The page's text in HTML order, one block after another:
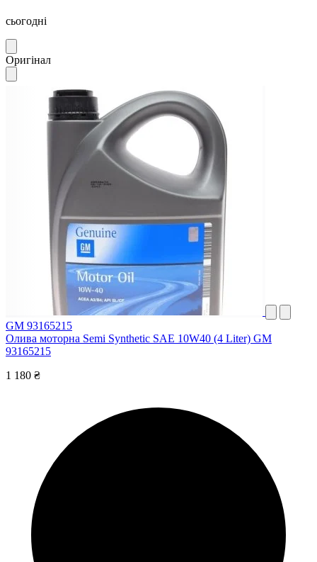
сьогодні
Оригінал
GM 93165215
Олива моторна Semi Synthetic SAE 10W40 (4 Liter) GM
93165215
1 180 ₴